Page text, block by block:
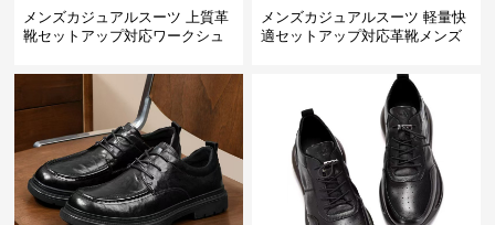
メンズカジュアルスーツ 上質革
靴セットアップ対応ワークシュ
メンズカジュアルスーツ 軽量快
適セットアップ対応革靴メンズ